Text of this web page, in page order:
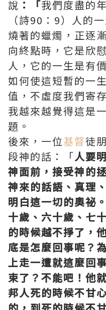
說 ：「我們度盡的
（詩90：9）人的
燒著的蠟燭，正逐
向終點時，它是欣
人，它的一生是有
如何使這短暫的一
值，不虛度我們寄
我越來越覺得這是
題。
後來，一位基督徒
段神的話：「人要
神面前，接受神的
神來的話語、真理
明白這一切的奧祕
十歲、六十歲、七
的時候越不掙了，
底是怎麼回事呢？
上走一遭就這麼回
束了？不能吧！他
邦人死的時候不甘